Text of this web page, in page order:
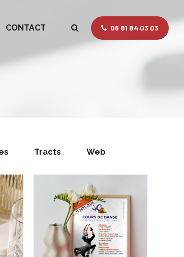
06 81 84 03 03
CONTACT
Tracts Web